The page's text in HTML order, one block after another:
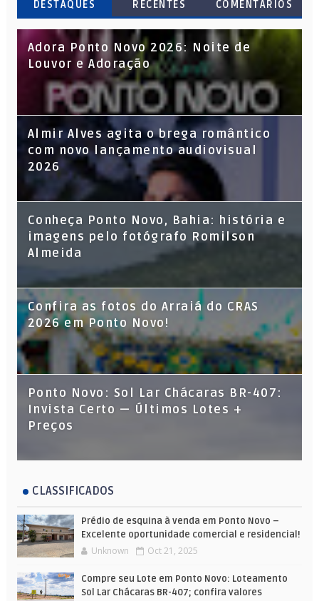
DESTAQUES RECENTES COMENTARIOS
Adora Ponto Novo 2026: Noite de
Louvor e Adoração
Almir Alves agita o brega romântico
com novo lançamento audiovisual
2026
Conheça Ponto Novo, Bahia: história e
imagens pelo fotógrafo Romilson
Almeida
Confira as fotos do Arraiá do CRAS
2026 em Ponto Novo!
Ponto Novo: Sol Lar Chácaras BR-407:
Invista Certo — Últimos Lotes +
Preços
CLASSIFICADOS
Prédio de esquina à venda em Ponto Novo –
Excelente oportunidade comercial e residencial!
Unknown Oct 21, 2025
Compre seu Lote em Ponto Novo: Loteamento
Sol Lar Chácaras BR-407; confira valores